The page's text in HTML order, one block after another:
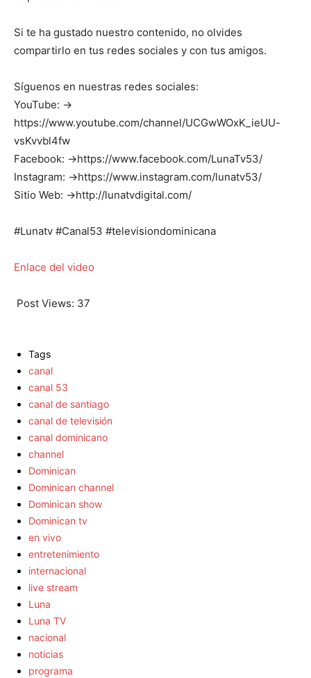
Si te ha gustado nuestro contenido, no olvides
compartirlo en tus redes sociales y con tus amigos.
Síguenos en nuestras redes sociales:
YouTube: →
https://www.youtube.com/channel/UCGwWOxK_ieUU-
vsKvvbl4fw
Facebook: →https://www.facebook.com/LunaTv53/
Instagram: →https://www.instagram.com/lunatv53/
Sitio Web: →http://lunatvdigital.com/
#Lunatv #Canal53 #televisiondominicana
Enlace del video
Post Views: 37
Tags
canal
canal 53
canal de santiago
canal de televisión
canal dominicano
channel
Dominican
Dominican channel
Dominican show
Dominican tv
en vivo
entretenimiento
internacional
live stream
Luna
Luna TV
nacional
noticias
programa